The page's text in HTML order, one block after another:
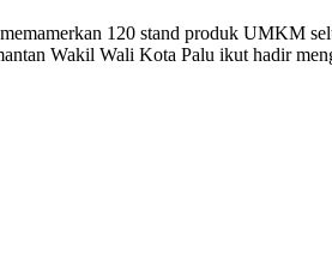
120 stand produk UMKM
Wakil Wali Kota Palu ikut hadir